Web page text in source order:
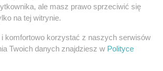
ale masz prawo sprzeciwić się
na tej witrynie.
komfortowo korzystać z naszych serwisów
Twoich danych znajdziesz w Polityce